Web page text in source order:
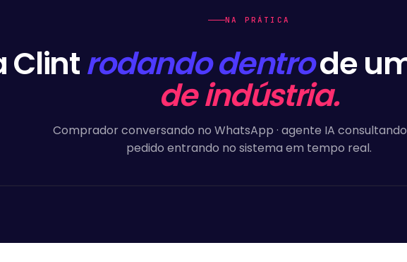
NA PRÁTICA
Clintrodando dentrode
de indústria.
Comprador conversando no WhatsApp · agente IA consultando
pedido entrando no sistema em tempo real.